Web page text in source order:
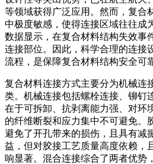
等领域获得广泛应用。然而，复合
中极度敏感，使得连接区域往往成
数据显示，在复合材料结构失效事
连接部位。因此，科学合理的连接
流程，是保障复合材料结构安全可
复合材料连接方式主要分为机械连
类。机械连接包括螺栓连接、铆钉
在于可拆卸、抗剥离能力强、对环
的纤维断裂和应力集中不可避免。
避免了开孔带来的损伤，且具有减
益，但对胶接工艺质量高度依赖，
响显著。混合连接综合了两者优势